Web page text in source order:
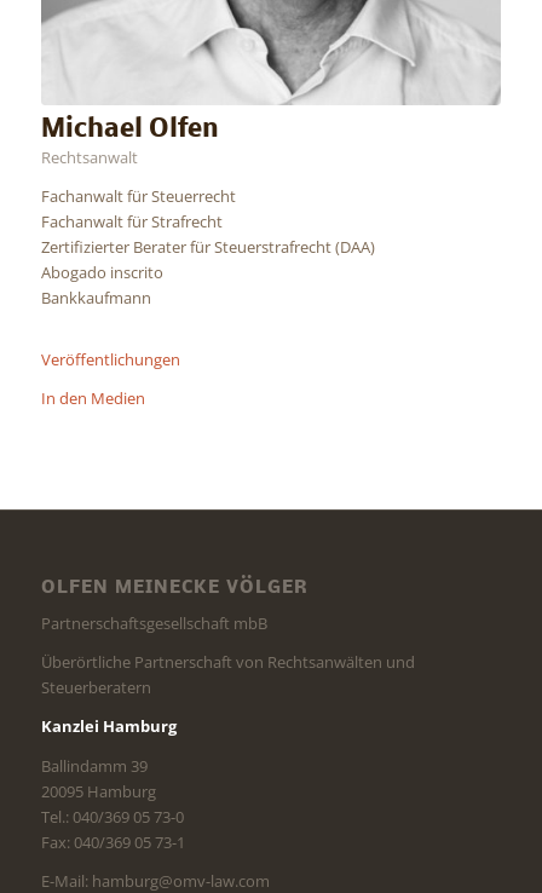
Michael Olfen
Rechtsanwalt
Fachanwalt für Steuerrecht
Fachanwalt für Strafrecht
Zertifizierter Berater für Steuerstrafrecht (DAA)
Abogado inscrito
Bankkaufmann
Veröffentlichungen
In den Medien
OLFEN MEINECKE VÖLGER
Partnerschaftsgesellschaft mbB
Überörtliche Partnerschaft von Rechtsanwälten und
Steuerberatern
Kanzlei Hamburg
Ballindamm 39
20095 Hamburg
Tel.: 040/369 05 73-0
Fax: 040/369 05 73-1
E-Mail: hamburg@omv-law.com